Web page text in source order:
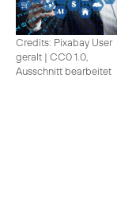
Credits: Pixabay User
geralt | CC0 1.0,
Ausschnitt bearbeitet